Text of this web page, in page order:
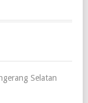
Selatan